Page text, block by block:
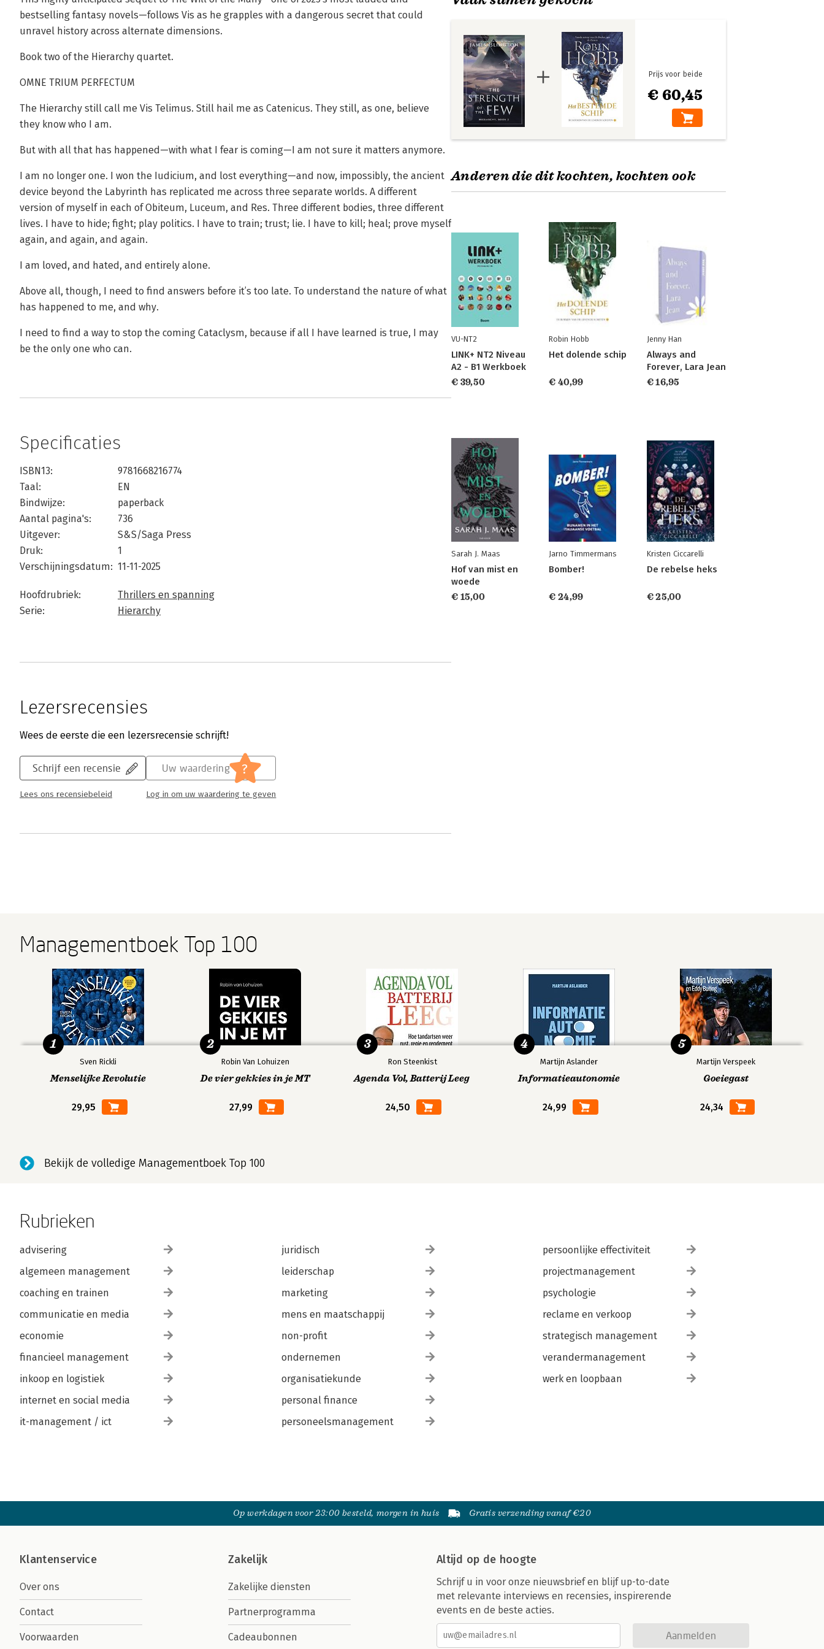
bestselling fantasy novels—follows Vis as he grapples with a dangerous secret that could
unravel history across alternate dimensions.
Book two of the Hierarchy quartet.
OMNE TRIUM PERFECTUM
The Hierarchy still call me Vis Telimus. Still hail me as Catenicus. They still, as one, believe
they know who I am.
But with all that has happened—with what I fear is coming—I am not sure it matters anymore.
I am no longer one. I won the Iudicium, and lost everything—and now, impossibly, the ancient
device beyond the Labyrinth has replicated me across three separate worlds. A different
version of myself in each of Obiteum, Luceum, and Res. Three different bodies, three different
lives. I have to hide; fight; play politics. I have to train; trust; lie. I have to kill; heal; prove myself
again, and again, and again.
I am loved, and hated, and entirely alone.
Above all, though, I need to find answers before it’s too late. To understand the nature of what
has happened to me, and why.
I need to find a way to stop the coming Cataclysm, because if all I have learned is true, I may
be the only one who can.
Specificaties
ISBN13:
9781668216774
Taal:
EN
Bindwijze:
paperback
Aantal pagina's:
736
Uitgever:
S&S/Saga Press
Druk:
1
Verschijningsdatum: 11-11-2025
Hoofdrubriek:
Thrillers en spanning
Serie:
Hierarchy
Lezersrecensies
Wees de eerste die een lezersrecensie schrijft!
Schrijf een recensie
Lees ons recensiebeleid
Uw waardering ?
Log in om uw waardering te geven
€ 60,45
Prijs voor beide
Anderen die dit kochten, kochten ook
VU-NT2
LINK+ NT2 Niveau
A2 - B1 Werkboek
€ 39,50
Robin Hobb
Het dolende schip
€ 40,99
Jenny Han
Always and
Forever, Lara Jean
€ 16,95
Sarah J. Maas
Hof van mist en
woede
€ 15,00
Jarno Timmermans
Bomber!
€ 24,99
Kristen Ciccarelli
De rebelse heks
€ 25,00
Managementboek Top 100
Sven Rickli
Menselijke Revolutie
29,95
1
Robin Van Lohuizen
De vier gekkies in je MT
27,99
2
Ron Steenkist
Agenda Vol, Batterij Leeg
24,50
3
Martijn Aslander
Informatieautonomie
24,99
4
Martijn Verspeek
Goeiegast
24,34
5
Bekijk de volledige Managementboek Top 100
Rubrieken
advisering
algemeen management
coaching en trainen
communicatie en media
economie
financieel management
inkoop en logistiek
internet en social media
it-management / ict
juridisch
leiderschap
marketing
mens en maatschappij
non-profit
ondernemen
organisatiekunde
personal finance
personeelsmanagement
persoonlijke effectiviteit
projectmanagement
psychologie
reclame en verkoop
strategisch management
verandermanagement
werk en loopbaan
Op werkdagen voor 23:00 besteld, morgen in huis Gratis verzending vanaf €20
Klantenservice
Over ons
Contact
Voorwaarden
Zakelijk
Zakelijke diensten
Partnerprogramma
Cadeaubonnen
Altijd op de hoogte
Schrijf u in voor onze nieuwsbrief en blijf up-to-date
met relevante interviews en recensies, inspirerende
events en de beste acties.
Aanmelden